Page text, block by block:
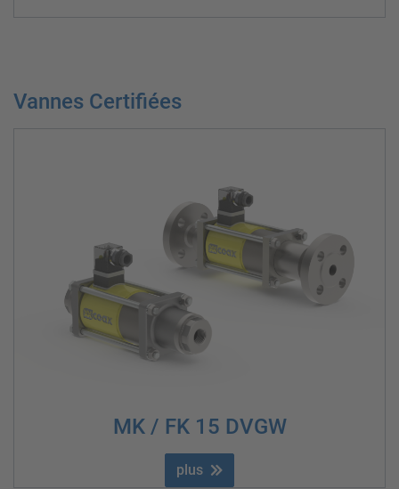
Vannes Certifiées
MK / FK 15 DVGW
plus